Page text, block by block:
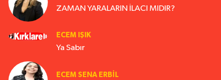
ZAMAN YARALARIN İLACI MIDIR?
ECEM IŞIK
Ya Sabır
ECEM SENA ERBIL